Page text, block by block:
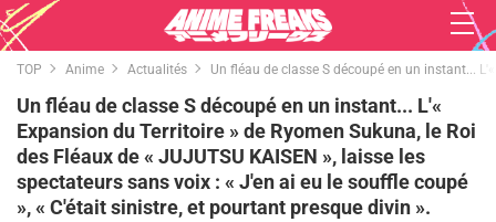
TOP Anime Actualités Un fléau de classe S découpé en un instant...
Un fléau de classe S découpé en un instant... L'«
Expansion du Territoire » de Ryomen Sukuna, le Roi
des Fléaux de « JUJUTSU KAISEN », laisse les
spectateurs sans voix : « J'en ai eu le souffle coupé
», « C'était sinistre, et pourtant presque divin ».